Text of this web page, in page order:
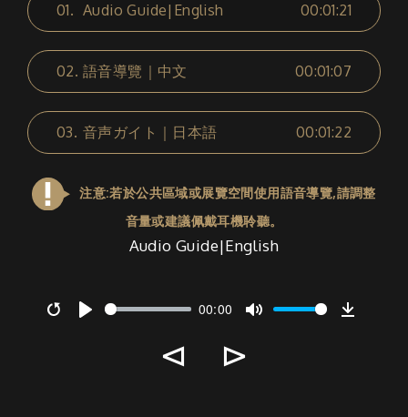
01. Audio Guide|English 00:01:21
02. 語音導覽｜中文 00:01:07
03. 音声ガイト｜日本語 00:01:22
注意:若於公共區域或展覽空間使用語音導覽,請調整
音量或建議佩戴耳機聆聽。
Audio Guide|English
00:00
⊲ ⊳